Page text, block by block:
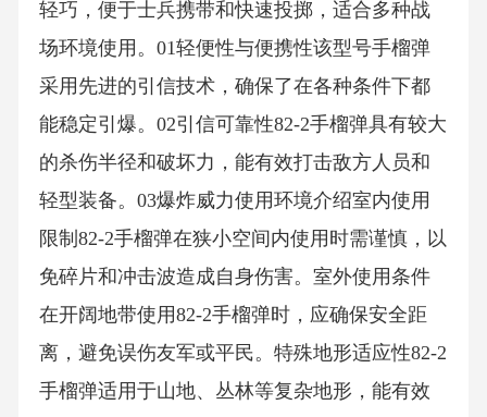
轻巧，便于士兵携带和快速投掷，适合多种战
场环境使用。01轻便性与便携性该型号手榴弹
采用先进的引信技术，确保了在各种条件下都
能稳定引爆。02引信可靠性82-2手榴弹具有较大
的杀伤半径和破坏力，能有效打击敌方人员和
轻型装备。03爆炸威力使用环境介绍室内使用
限制82-2手榴弹在狭小空间内使用时需谨慎，以
免碎片和冲击波造成自身伤害。室外使用条件
在开阔地带使用82-2手榴弹时，应确保安全距
离，避免误伤友军或平民。特殊地形适应性82-2
手榴弹适用于山地、丛林等复杂地形，能有效